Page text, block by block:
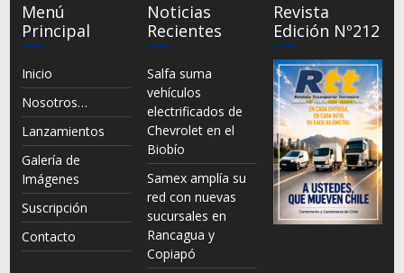
Menú
Principal
Inicio
Nosotros…
Lanzamientos
Galería de
Imágenes
Suscripción
Contacto
Noticias
Recientes
Salfa suma
vehículos
electrificados de
Chevrolet en el
Biobío
Samex amplía su
red con nuevas
sucursales en
Rancagua y
Copiapó
Revista
Edición Nº212